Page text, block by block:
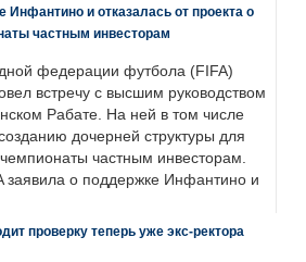
Инфантино и отказалась от проекта о
частным инвесторам
федерации футбола (FIFA)
встречу с высшим руководством
Рабате. На ней в том числе
дочерней структуры для
частным инвесторам.
заявила о поддержке Инфантино и
проверку теперь уже экс-ректора